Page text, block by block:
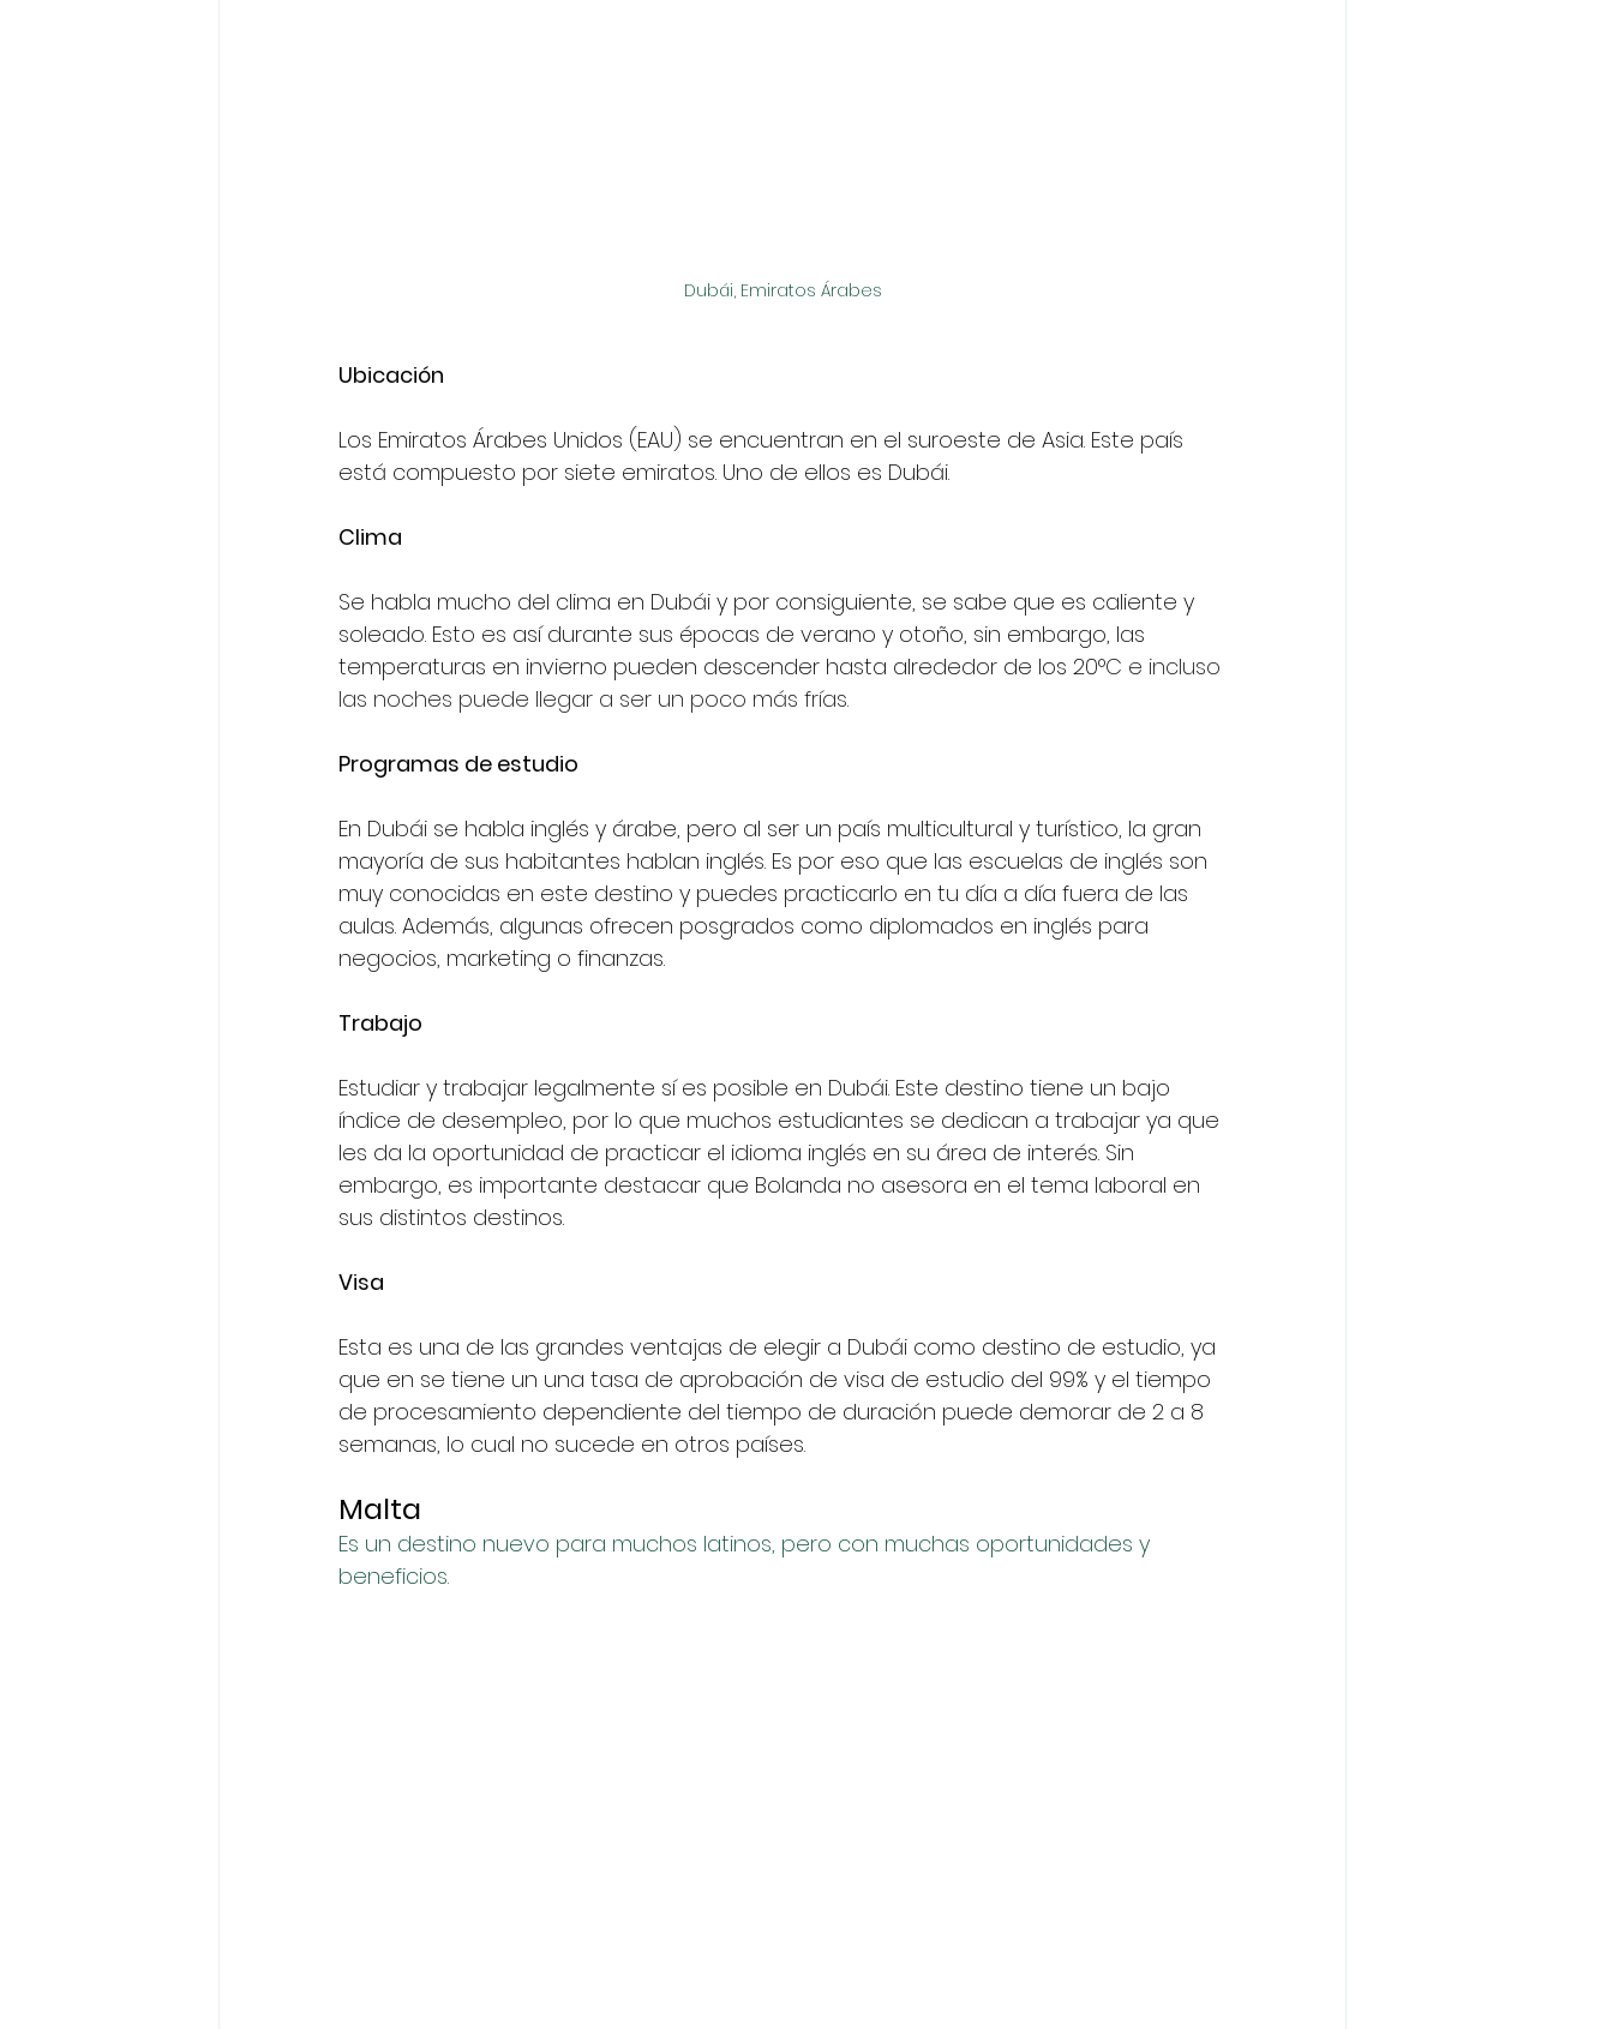
Dubái, Emiratos Árabes
Ubicación
Los Emiratos Árabes Unidos (EAU) se encuentran en el suroeste de Asia. Este país
está compuesto por siete emiratos. Uno de ellos es Dubái.
Clima
Se habla mucho del clima en Dubái y por consiguiente, se sabe que es caliente y
soleado. Esto es así durante sus épocas de verano y otoño, sin embargo, las
temperaturas en invierno pueden descender hasta alrededor de los 20°C e incluso
las noches puede llegar a ser un poco más frías.
Programas de estudio
En Dubái se habla inglés y árabe, pero al ser un país multicultural y turístico, la gran
mayoría de sus habitantes hablan inglés. Es por eso que las escuelas de inglés son
muy conocidas en este destino y puedes practicarlo en tu día a día fuera de las
aulas. Además, algunas ofrecen posgrados como diplomados en inglés para
negocios, marketing o finanzas.
Trabajo
Estudiar y trabajar legalmente sí es posible en Dubái. Este destino tiene un bajo
índice de desempleo, por lo que muchos estudiantes se dedican a trabajar ya que
les da la oportunidad de practicar el idioma inglés en su área de interés. Sin
embargo, es importante destacar que Bolanda no asesora en el tema laboral en
sus distintos destinos.
Visa
Esta es una de las grandes ventajas de elegir a Dubái como destino de estudio, ya
que en se tiene un una tasa de aprobación de visa de estudio del 99% y el tiempo
de procesamiento dependiente del tiempo de duración puede demorar de 2 a 8
semanas, lo cual no sucede en otros países.
Malta
Es un destino nuevo para muchos latinos, pero con muchas oportunidades y
beneficios.